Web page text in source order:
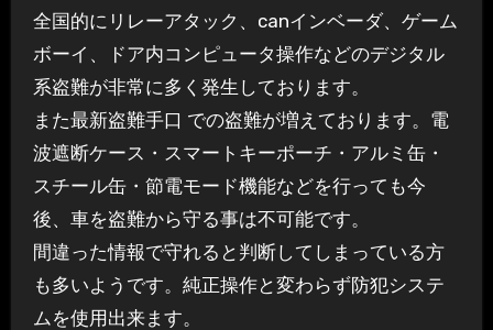
全国的にリレーアタック、canインベーダ、ゲーム
ボーイ、ドア内コンピュータ操作などのデジタル
系盗難が非常に多く発生しております。
また最新盗難手口 での盗難が増えております。電
波遮断ケース・スマートキーポーチ・アルミ缶・
スチール缶・節電モード機能などを行っても今
後、車を盗難から守る事は不可能です。
間違った情報で守れると判断してしまっている方
も多いようです。純正操作と変わらず防犯システ
ムを使用出来ます。